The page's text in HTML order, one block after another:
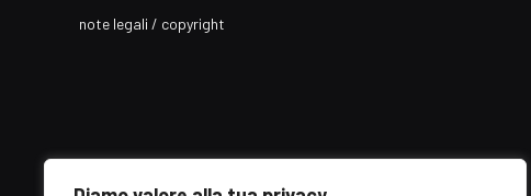
note legali / copyright